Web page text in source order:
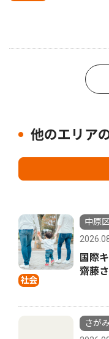
他のエリア
社会
中原
国際
齋藤
さが